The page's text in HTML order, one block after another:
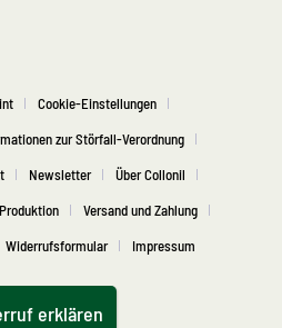
Cookie-Einstellungen
zur Störfall-Verordnung
Newsletter
Über Collonil
Versand und Zahlung
Widerrufsformular Impressum
erklären